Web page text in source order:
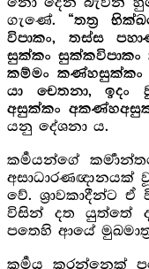
ගැණේ. “තත්‍ර
විපාකං, තස්ස
සුක්කං සුක්කවිපාකං
කම්මං කණ්හසුක්කං
යා චෙතනා,
අසුක්කං
යනු දේශනා ය.
කර්‍මයන්ගේ
අසාධාරණඥානයක්
වේ. ශ්‍රාවකාදීන්ට
විසින් දත යුත්තේ
පතෙහි ආයේ
කර්‍මය කරන්නෙක්